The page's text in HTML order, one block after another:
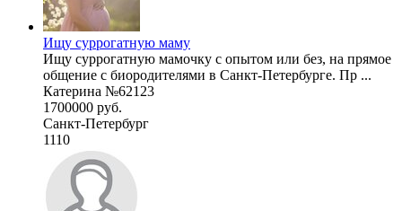
Ищу суррогатную маму
Ищу суррогатную мамочку с опытом или без, на прямое
общение с биородителями в Санкт-Петербурге. Пр ...
Катерина №62123
1700000 руб.
Санкт-Петербург
1110